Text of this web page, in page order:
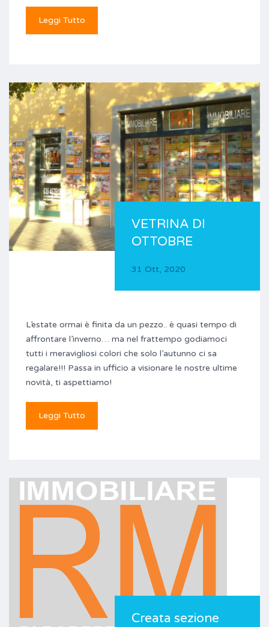
Leggi Tutto
VETRINA DI
OTTOBRE
31 Ott, 2020
L’estate ormai è finita da un pezzo.. è quasi tempo di
affrontare l’inverno… ma nel frattempo godiamoci
tutti i meravigliosi colori che solo l’autunno ci sa
regalare!!! Passa in ufficio a visionare le nostre ultime
novità, ti aspettiamo!
Leggi Tutto
Creata sezione